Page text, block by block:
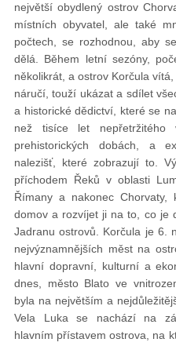
největší obydlený ostrov
místních obyvatel, ale také
počtech, se rozhodnou, aby
dělá. Během letní sezóny,
několikrát, a ostrov Korčula
náručí, touží ukázat a sdílet
a historické dědictví, které se
než tisíce let
prehistorických dobách, a
nalezišť, které zobrazují to.
příchodem Řeků v oblasti
Římany a nakonec
domov a rozvíjet ji na to, co je
Jadranu ostrovů. Korčula je 6.
nejvýznamnějších měst na
hlavní dopravní, kulturní a
dnes, město Blato ve
byla na největším a
Vela Luka se nachází na
hlavním přístavem ostrova, na